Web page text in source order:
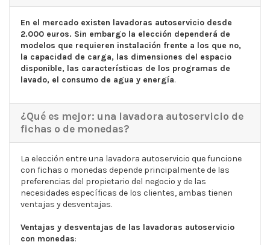
En el mercado existen lavadoras autoservicio desde
2.000 euros. Sin embargo la elección dependerá de
modelos que requieren instalación frente a los que no,
la capacidad de carga, las dimensiones del espacio
disponible, las características de los programas de
lavado, el consumo de agua y energía.
¿Qué es mejor: una lavadora autoservicio de
fichas o de monedas?
La elección entre una lavadora autoservicio que funcione
con fichas o monedas depende principalmente de las
preferencias del propietario del negocio y de las
necesidades específicas de los clientes, ambas tienen
ventajas y desventajas.
Ventajas y desventajas de las lavadoras autoservicio
con monedas: